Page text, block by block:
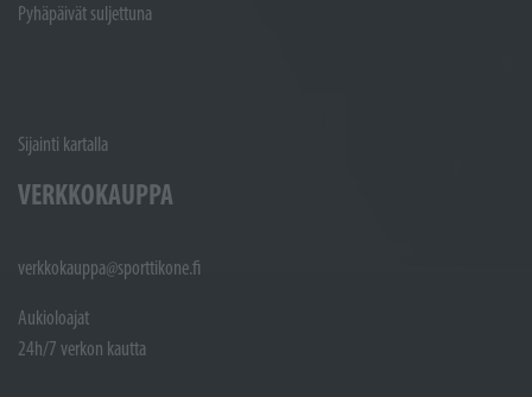
Pyhäpäivät suljettuna
Sijainti kartalla
VERKKOKAUPPA
verkkokauppa@sporttikone.fi
Aukioloajat
24h/7 verkon kautta